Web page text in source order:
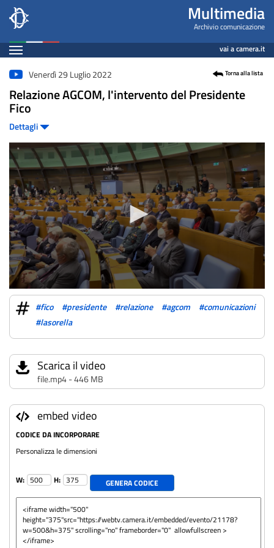
Salta
contenuto
principale
Videogallery Multimedia
Archivio comunicazione
Espandi vai a camera.it
Contenuto
Venerdì 29 Luglio 2022 Torna alla lista
Relazione AGCOM, l'intervento del Presidente
Fico
Dettagli
#fico #presidente #relazione #agcom
#comunicazioni
#lasorella
Scarica il video
file.mp4 - 446 MB
embed video
CODICE DA INCORPORARE
Personalizza le dimensioni
W: H: GENERA CODICE